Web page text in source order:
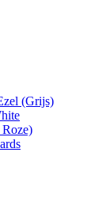
(Grijs)